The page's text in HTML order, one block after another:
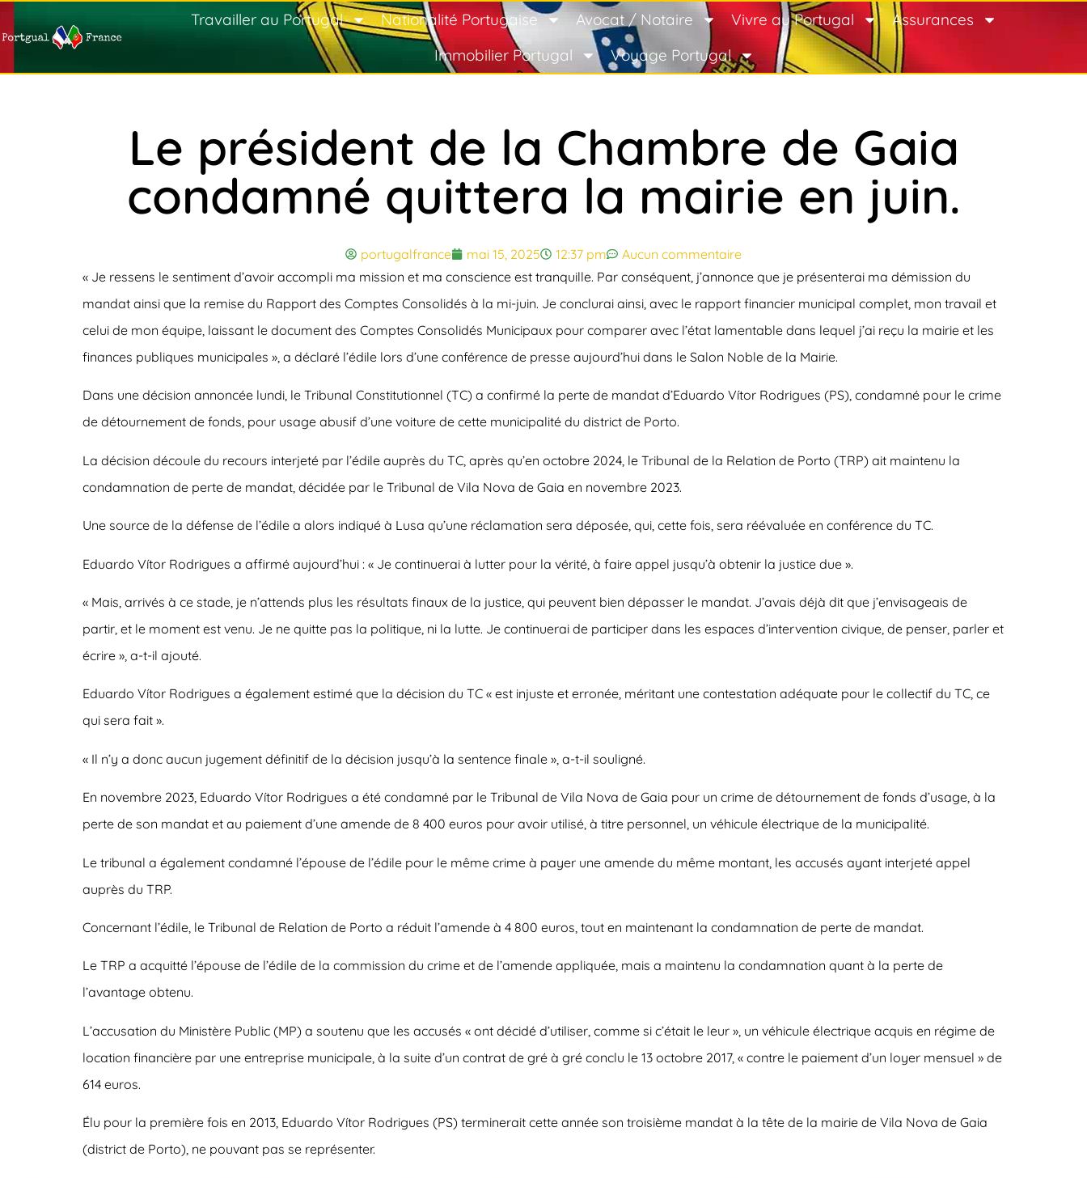
Travailler au Portugal Nationalité Portugaise Avocat / Notaire Vivre au Portugal
Assurances
Immobilier Portugal
Voyage Portugal
Le président de la Chambre de Gaia
condamné quittera la mairie en juin.
portugalfrance mai 15, 2025 12:37 pm
Aucun commentaire
« Je ressens le sentiment d’avoir accompli ma mission et ma conscience est tranquille. Par conséquent, j’annonce que je présenterai ma démission du
mandat ainsi que la remise du Rapport des Comptes Consolidés à la mi-juin. Je conclurai ainsi, avec le rapport financier municipal complet, mon travail et
celui de mon équipe, laissant le document des Comptes Consolidés Municipaux pour comparer avec l’état lamentable dans lequel j’ai reçu la mairie et les
finances publiques municipales », a déclaré l’édile lors d’une conférence de presse aujourd’hui dans le Salon Noble de la Mairie.
Dans une décision annoncée lundi, le Tribunal Constitutionnel (TC) a confirmé la perte de mandat d’Eduardo Vítor Rodrigues (PS), condamné pour le crime
de détournement de fonds, pour usage abusif d’une voiture de cette municipalité du district de Porto.
La décision découle du recours interjeté par l’édile auprès du TC, après qu’en octobre 2024, le Tribunal de la Relation de Porto (TRP) ait maintenu la
condamnation de perte de mandat, décidée par le Tribunal de Vila Nova de Gaia en novembre 2023.
Une source de la défense de l’édile a alors indiqué à Lusa qu’une réclamation sera déposée, qui, cette fois, sera réévaluée en conférence du TC.
Eduardo Vítor Rodrigues a affirmé aujourd’hui : « Je continuerai à lutter pour la vérité, à faire appel jusqu’à obtenir la justice due ».
« Mais, arrivés à ce stade, je n’attends plus les résultats finaux de la justice, qui peuvent bien dépasser le mandat. J’avais déjà dit que j’envisageais de
partir, et le moment est venu. Je ne quitte pas la politique, ni la lutte. Je continuerai de participer dans les espaces d’intervention civique, de penser, parler et
écrire », a-t-il ajouté.
Eduardo Vítor Rodrigues a également estimé que la décision du TC « est injuste et erronée, méritant une contestation adéquate pour le collectif du TC, ce
qui sera fait ».
« Il n’y a donc aucun jugement définitif de la décision jusqu’à la sentence finale », a-t-il souligné.
En novembre 2023, Eduardo Vítor Rodrigues a été condamné par le Tribunal de Vila Nova de Gaia pour un crime de détournement de fonds d’usage, à la
perte de son mandat et au paiement d’une amende de 8 400 euros pour avoir utilisé, à titre personnel, un véhicule électrique de la municipalité.
Le tribunal a également condamné l’épouse de l’édile pour le même crime à payer une amende du même montant, les accusés ayant interjeté appel
auprès du TRP.
Concernant l’édile, le Tribunal de Relation de Porto a réduit l’amende à 4 800 euros, tout en maintenant la condamnation de perte de mandat.
Le TRP a acquitté l’épouse de l’édile de la commission du crime et de l’amende appliquée, mais a maintenu la condamnation quant à la perte de
l’avantage obtenu.
L’accusation du Ministère Public (MP) a soutenu que les accusés « ont décidé d’utiliser, comme si c’était le leur », un véhicule électrique acquis en régime de
location financière par une entreprise municipale, à la suite d’un contrat de gré à gré conclu le 13 octobre 2017, « contre le paiement d’un loyer mensuel » de
614 euros.
Élu pour la première fois en 2013, Eduardo Vítor Rodrigues (PS) terminerait cette année son troisième mandat à la tête de la mairie de Vila Nova de Gaia
(district de Porto), ne pouvant pas se représenter.